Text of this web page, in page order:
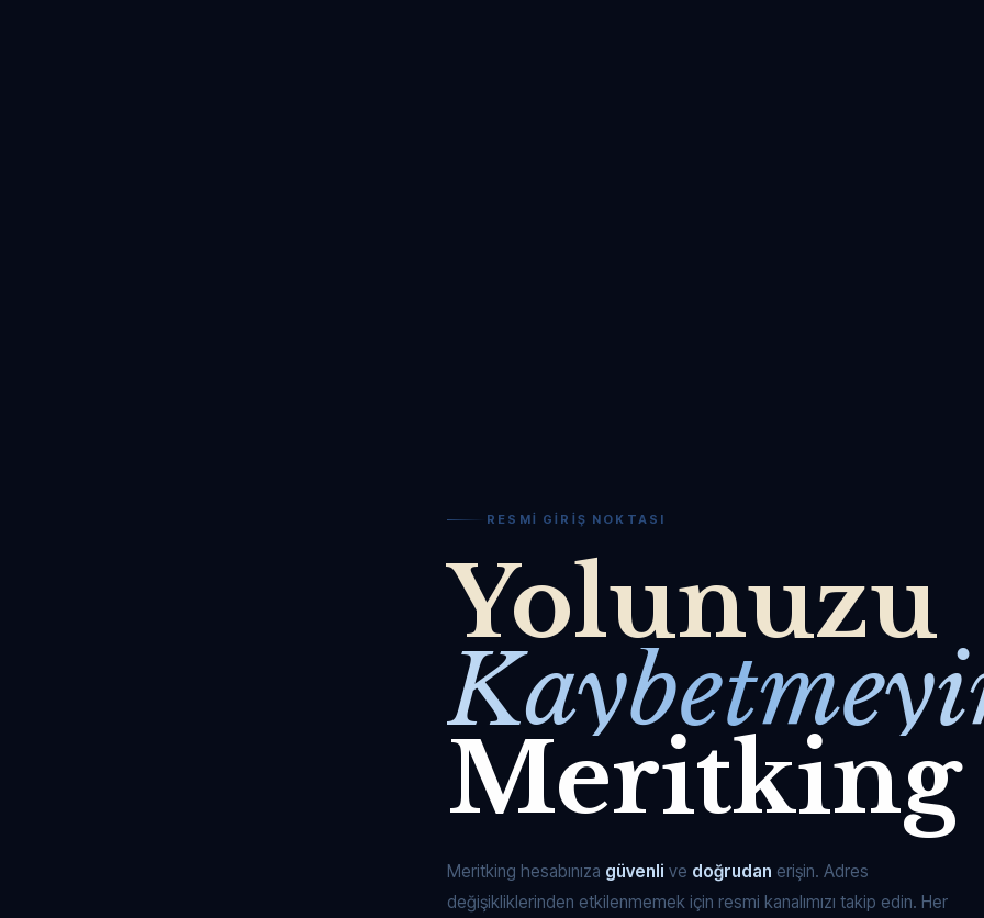
RESMI GIRIŞ NOKTASI
Yolunuzu
Meritking
Meritking hesabınıza güvenli ve doğrudan erişin. Adres
değişikliklerinden etkilenmemek için resmi kanalımızı takip edin. Her